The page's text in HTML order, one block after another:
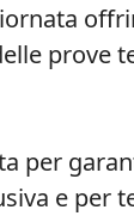
prove
per
e per